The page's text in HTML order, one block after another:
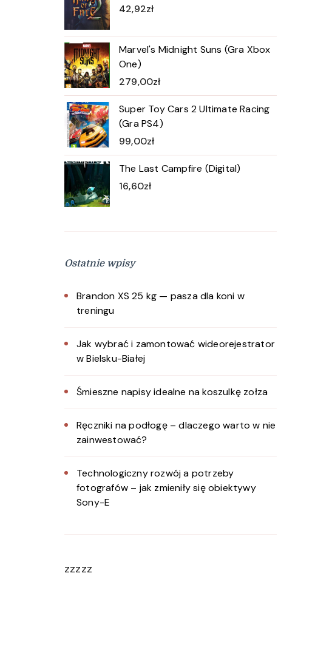
42,92zł
Marvel's Midnight Suns (Gra Xbox
One)
279,00zł
Super Toy Cars 2 Ultimate Racing
(Gra PS4)
99,00zł
The Last Campfire (Digital)
16,60zł
Ostatnie wpisy
Brandon XS 25 kg — pasza dla koni w
treningu
Jak wybrać i zamontować wideorejestrator
w Bielsku-Białej
Śmieszne napisy idealne na koszulkę zołza
Ręczniki na podłogę – dlaczego warto w nie
zainwestować?
Technologiczny rozwój a potrzeby
fotografów – jak zmieniły się obiektywy
Sony-E
zzzzz